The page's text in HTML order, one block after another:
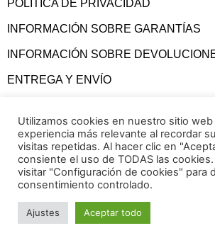
POLITICA DE PRIVACIDAD
INFORMACIÓN SOBRE GARANTÍAS
INFORMACIÓN SOBRE
ENTREGA Y ENVÍO
Utilizamos cookies en nuestro sitio
experiencia más relevante al recordar
visitas repetidas. Al hacer clic en
consiente el uso de TODAS las
visitar "Configuración de cookies" para
consentimiento controlado.
Ajustes Aceptar todo